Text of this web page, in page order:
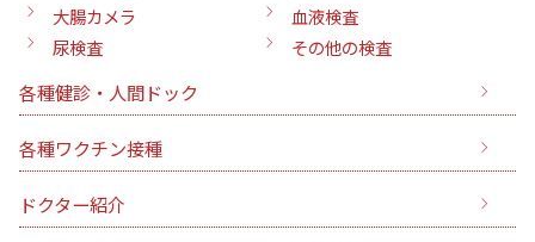
大腸カメラ
血液検査
尿検査
その他の検査
各種健診・人間ドック
各種ワクチン接種
ドクター紹介